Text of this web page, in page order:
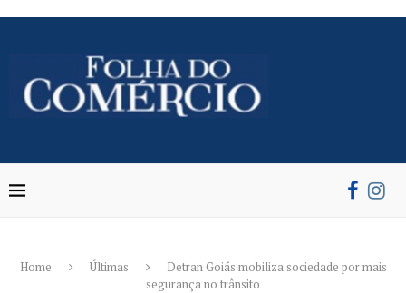
Home Últimas
Detran Goiás mobiliza sociedade por mais
segurança no trânsito